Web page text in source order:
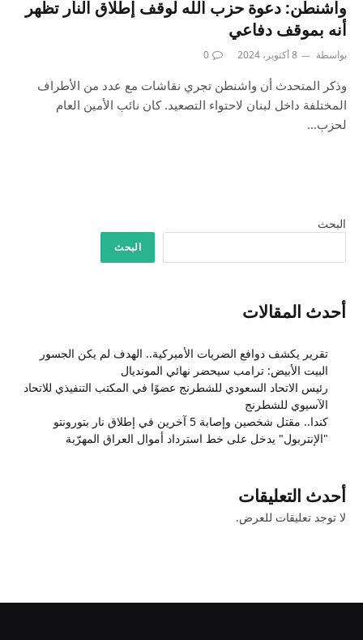
واشنطن: دعوة حزب الله لوقف إطلاق النار تظهر
أنه بموقف دفاعي
بواسطة 8 أكتوبر، 2024 0
وذكر المتحدث أن واشنطن تجري نقاشات مع عدد من الأطراف
المختلفة داخل لبنان لاحتواء التصعيد. كان نائب الأمين العام
لحزب…
البحث
البحث
أحدث المقالات
تقرير يكشف دوافع الضربات الأميركية.. الهدف لم يكن الجسور
البيت الأبيض: ترامب سيحضر نهائي المونديال
رئيس الاتحاد السعودي للشطرنج عضوًا في المكتب التنفيذي للاتحاد
الآسيوي للشطرنج
كندا.. مقتل شخصين وإصابة 5 آخرين في إطلاق نار بتورونتو
"الإنتربول" يدخل على خط استرداد أموال العراق المهرّبة
أحدث التعليقات
لا توجد تعليقات للعرض.